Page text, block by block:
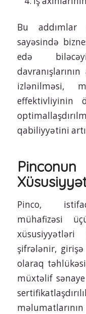
Bu addımlar
sayəsində
edə
izlənilməsi,
effektivliyinin
qabiliyyətini
Pinco,
mühafizəsi
şifrələnir,
olaraq
müxtəlif